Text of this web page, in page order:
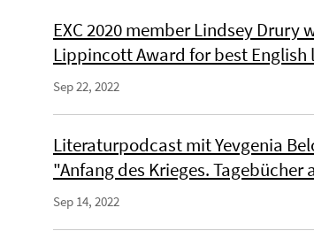
EXC 2020 member Lindsey Drury
Lippincott Award for best
Sep 22, 2022
Literaturpodcast mit Yevgenia
"Anfang des Krieges. Tagebücher
Sep 14, 2022